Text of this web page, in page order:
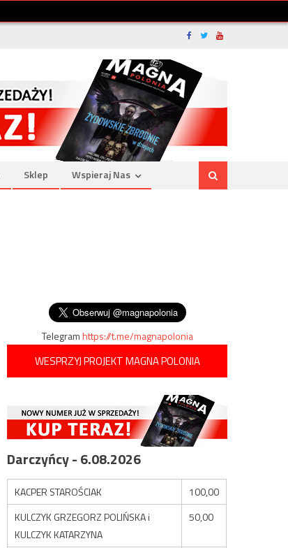
Sklep Wspieraj Nas
Telegramhttps://t.me/magnapolonia
WESPRZYJ PROJEKT MAGNA POLONIA
Darczyńcy - 6.08.2026
KACPER STAROŚCIAK
100,00
KULCZYK GRZEGORZ POLIŃSKA i
KULCZYK KATARZYNA
50,00